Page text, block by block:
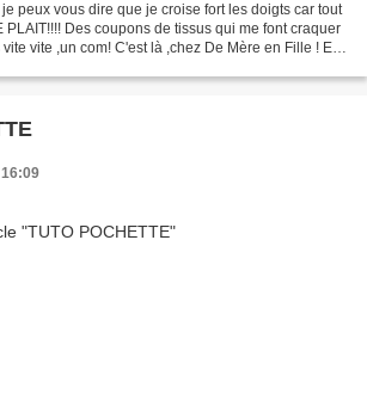
peux vous dire que je croise fort les doigts car tout
PLAIT!!!! Des coupons de tissus qui me font craquer
vite ,un com! C'est là ,chez De Mère en Fille ! Et